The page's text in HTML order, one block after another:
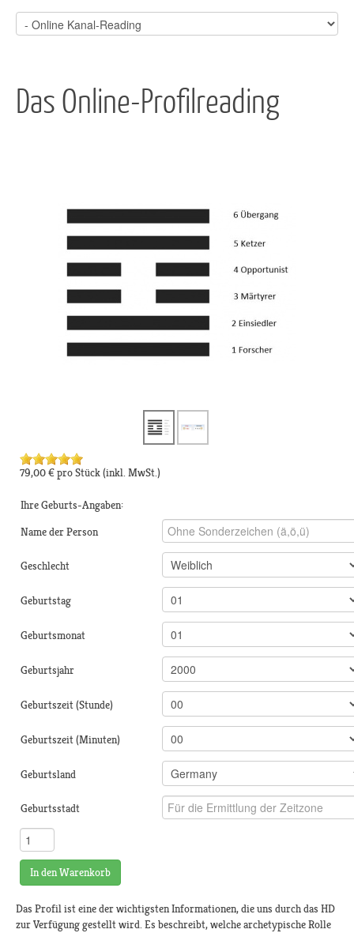
Das Online-Profilreading
79,00 €pro Stück(inkl. MwSt.)
Ihre Geburts-Angaben:
Name der Person
Geschlecht
Geburtstag
Geburtsmonat
Geburtsjahr
Geburtszeit (Stunde)
Geburtszeit (Minuten)
Geburtsland
Geburtsstadt
In den Warenkorb
Das Profil ist eine der wichtigsten Informationen, die uns durch das HD
zur Verfügung gestellt wird. Es beschreibt, welche archetypische Rolle